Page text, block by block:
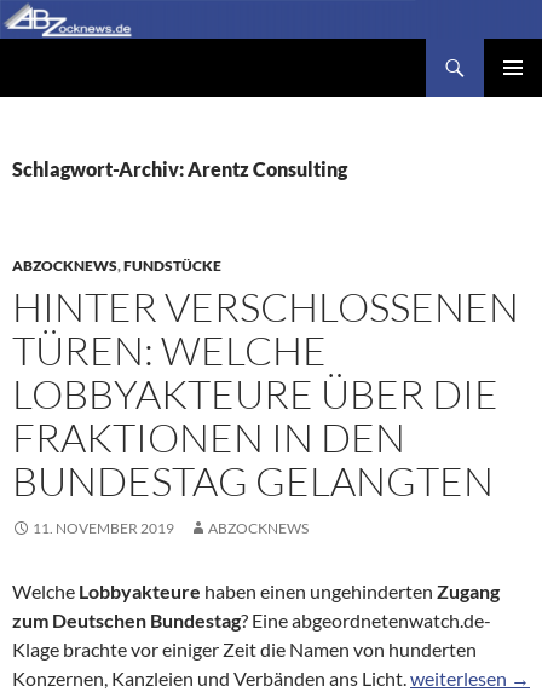
Zum
Inhalt
Schlagwort-Archiv: Arentz Consulting
ABZOCKNEWS,FUNDSTÜCKE
HINTER VERSCHLOSSENEN
TÜREN: WELCHE
LOBBYAKTEURE ÜBER DIE
FRAKTIONEN IN DEN
BUNDESTAG GELANGTEN
11. NOVEMBER 2019 ABZOCKNEWS
Welche Lobbyakteure haben einen ungehinderten Zugang
zum Deutschen Bundestag? Eine abgeordnetenwatch.de-
Klage brachte vor einiger Zeit die Namen von hunderten
Konzernen, Kanzleien und Verbänden ans Licht.Hinter
weiterlesen →